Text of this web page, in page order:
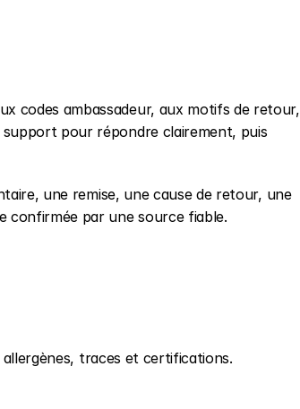
codes ambassadeur, aux motifs de retour,
pour répondre clairement, puis
une remise, une cause de retour, une
confirmée par une source fiable.
traces et certifications.